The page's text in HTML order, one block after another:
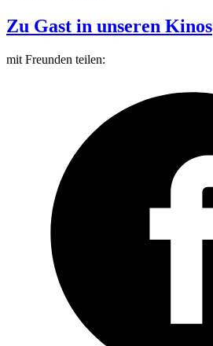
Zu Gast in unseren Kinos
mit Freunden teilen: